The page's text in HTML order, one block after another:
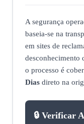
A segurança
baseia‑se na
em sites de
desconhecimento
o processo é
Dias direto na
🔒 Verificar